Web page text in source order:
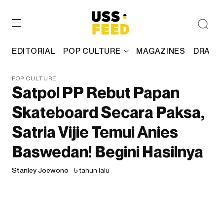
EDITORIAL POP CULTURE MAGAZINES
POP CULTURE
Satpol PP Rebut Papan
Skateboard Secara Paksa,
Satria Vijie Temui Anies
Baswedan! Begini Hasilnya
Stanley Joewono 5 tahun lalu